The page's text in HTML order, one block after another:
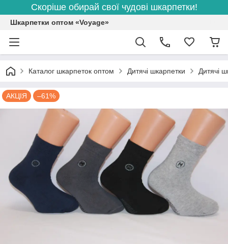
Скоріше обирай свої чудові шкарпетки!
Шкарпетки оптом «Voyage»
Каталог шкарпеток оптом Дитячі шкарпетки Дитячі
АКЦІЯ –61%